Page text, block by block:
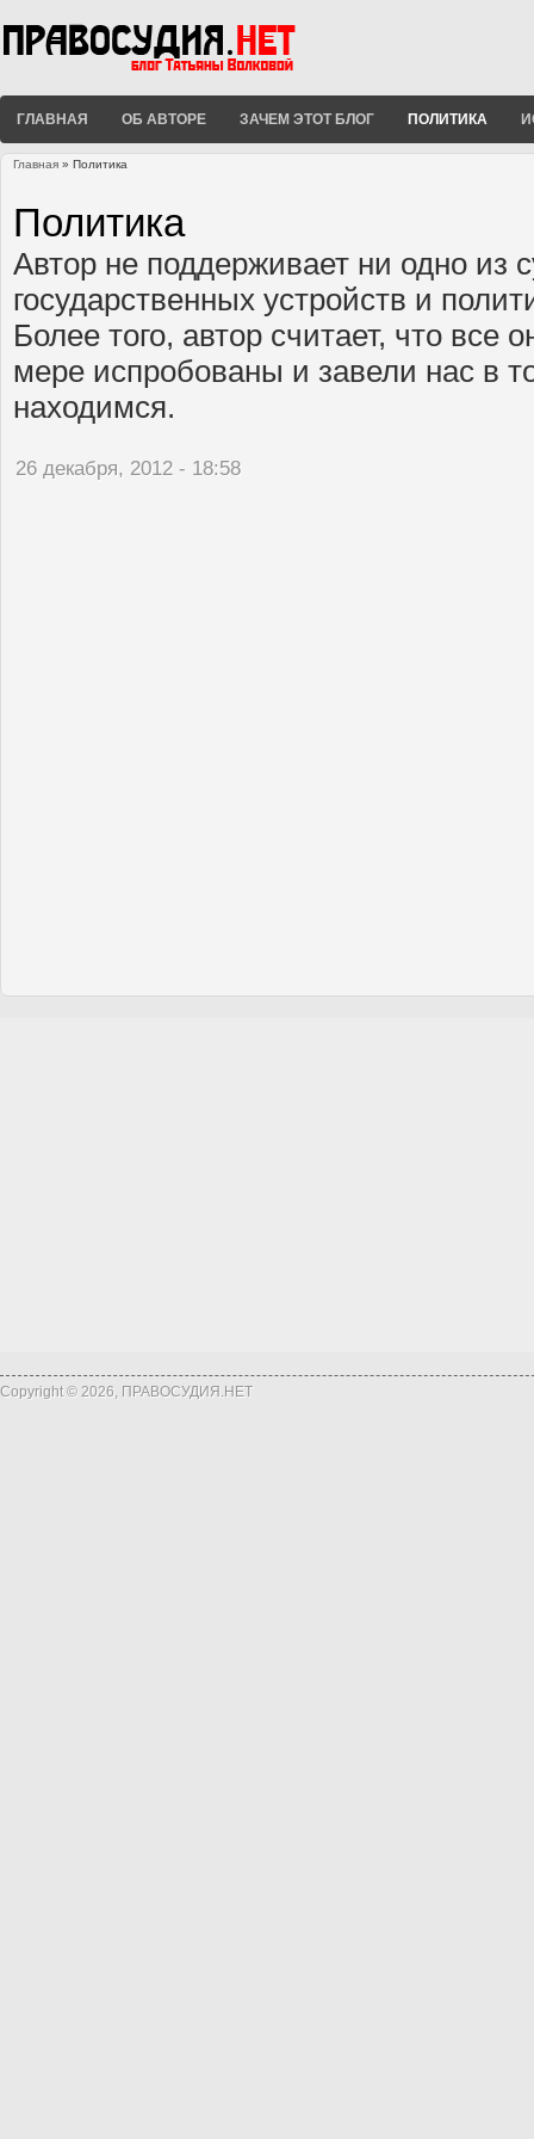
ГЛАВНАЯ ОБ АВТОРЕ ЗАЧЕМ ЭТОТ БЛОГ ПОЛИТИКА
Главная » Политика
Политика
Автор не поддерживает ни одно из
государственных устройств и
Более того, автор считает, что все
мере испробованы и завели нас в
находимся.
26 декабря, 2012 - 18:58
Copyright © 2026, ПРАВОСУДИЯ.НЕТ